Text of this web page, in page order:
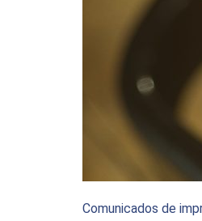
Comunicados de